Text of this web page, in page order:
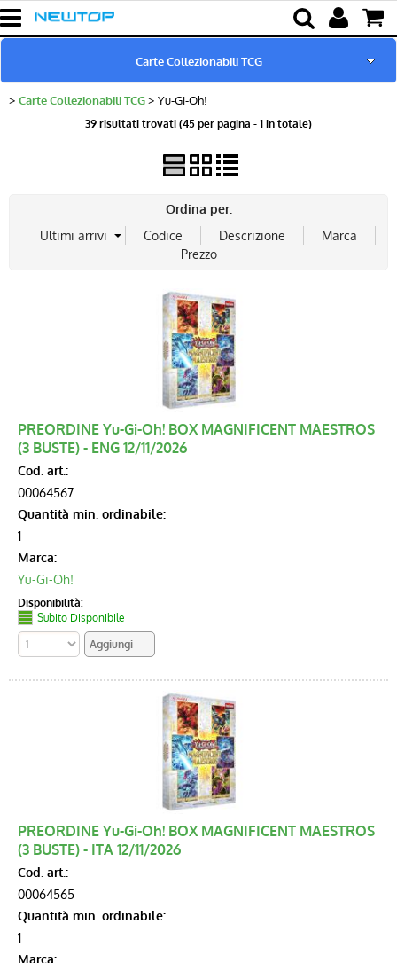
Home
Novità & Promo
Cut Machine
Cover & Pellicole
Cover Tablet
Ricarica & Cavi
Audio
Batterie
Cancelleria
Tempo Libero
Allestimenti
Carte Collezionabili TCG
Carte Collezionabili TCG Yu-Gi-Oh!
39 risultati trovati (45 per pagina - 1 in totale)
Ordina per:
PREORDINE Yu-Gi-Oh! BOX MAGNIFICENT MAESTROS
(3 BUSTE) - ENG 12/11/2026
Cod. art.:
00064567
Quantità min. ordinabile:
1
Marca:
Yu-Gi-Oh!
Disponibilità:
Subito Disponibile
PREORDINE Yu-Gi-Oh! BOX MAGNIFICENT MAESTROS
(3 BUSTE) - ITA 12/11/2026
Cod. art.:
00064565
Quantità min. ordinabile:
1
Marca: